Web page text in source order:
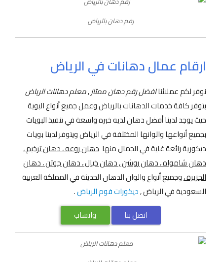
رقم دهان بالرياض
ارقام عمال دهانات في الرياض
نوفر لكم عملائناافضل رقم دهان ممتاز,معلم دهانات الرياض
بتوفر كافة خدمات الدهانات بالرياض وعمل جميع أنواع البوية
حيث يوجد لدينا أفضل دهان لديه خبره واسعة في تنفيذ البويات
بجميع أنواعها والوانها المختلفة في الرياض ويتوفر لدينا بويات
ديكورية رائعة غاية في الجمال منها دهان روعه ، دهان ترخيم ،
دهان شامواه ، دهان روشن , دهان خيال ، دهان جوتن ، دهان
الجزيرة ،وجميع أنواع والوان الدهان الحديثة في المملكة العربية
السعودية في الرياض ,ديكورات فوم الرياض.
اتصل بنا
واتساب